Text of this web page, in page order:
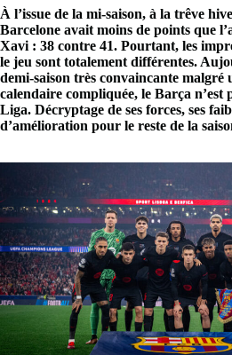
À l’issue de la mi-saison, à la trêve
Barcelone avait moins de points que
Xavi : 38 contre 41. Pourtant, les
le jeu sont totalement différentes.
demi-saison très convaincante malgré
calendaire compliquée, le Barça n’est
Liga. Décryptage de ses forces, ses
d’amélioration pour le reste de la